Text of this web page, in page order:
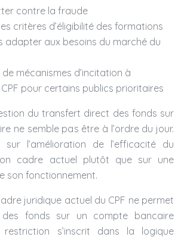
contre la fraude
critères d’éligibilité des formations
adapter aux besoins du marché du
de mécanismes d’incitation à
CPF pour certains publics prioritaires
du transfert direct des fonds sur
ne semble pas être à l’ordre du jour.
sur l’amélioration de l’efficacité du
cadre actuel plutôt que sur une
son fonctionnement.
juridique actuel du CPF ne permet
fonds sur un compte bancaire
restriction s’inscrit dans la logique